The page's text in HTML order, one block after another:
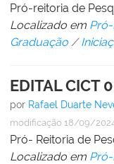
Pró-reitoria de
Localizado em
Graduação /
EDITAL
por Rafael Duarte
modificação 18/09/
Pró- Reitoria de
Localizado em